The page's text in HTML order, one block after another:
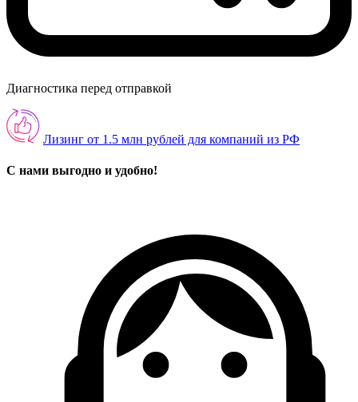
Диагностика перед отправкой
Лизинг от 1.5 млн рублей для компаний из РФ
С нами выгодно и удобно!